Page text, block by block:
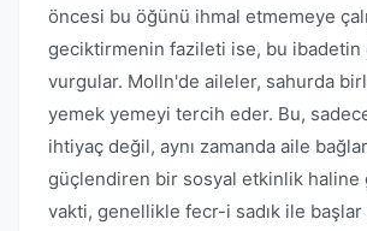
öncesi bu öğünü ihmal etmemeye
geciktirmenin fazileti ise, bu ibadetin
vurgular. Molln'de aileler, sahurda
yemek yemeyi tercih eder. Bu,
ihtiyaç değil, aynı zamanda aile
güçlendiren bir sosyal etkinlik haline
vakti, genellikle fecr-i sadık ile